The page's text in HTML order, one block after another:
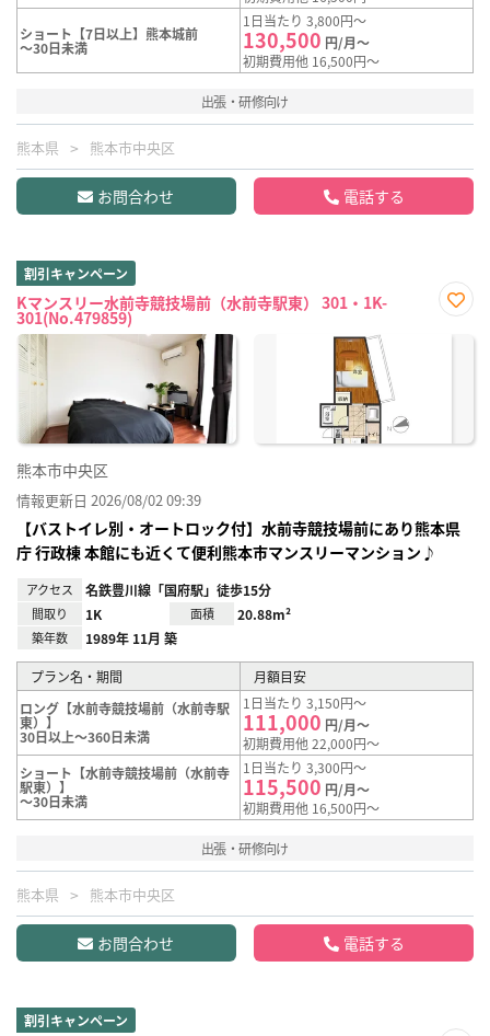
ショート【7日以上】熊本城前
～30日未満
1日当たり 3,800円～
130,500 円/月～
初期費用他 16,500円～
出張・研修向け
熊本県 熊本市中央区
お問合わせ 電話する
割引キャンペーン
Kマンスリー水前寺競技場前（水前寺駅東） 301・1K-
301(No.479859)
に入
熊本市中央区
情報更新日 2026/08/02 09:39
【バストイレ別・オートロック付】水前寺競技場前にあり熊本県
庁 行政棟 本館にも近くて便利熊本市マンスリーマンション♪
アクセス 名鉄豊川線「国府駅」徒歩15分
間取り 1K 面積 20.88m²
築年数 1989年 11月 築
プラン名・期間
月額目安
ロング【水前寺競技場前（水前寺駅
東）】
30日以上～360日未満
1日当たり 3,150円～
111,000 円/月～
初期費用他 22,000円～
ショート【水前寺競技場前（水前寺
駅東）】
～30日未満
1日当たり 3,300円～
115,500 円/月～
初期費用他 16,500円～
出張・研修向け
熊本県 熊本市中央区
お問合わせ 電話する
割引キャンペーン